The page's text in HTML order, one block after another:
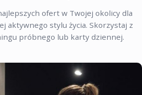
ofert w Twojej okolicy dla
aktywnego stylu życia. Skorzystaj z
próbnego lub karty dziennej.